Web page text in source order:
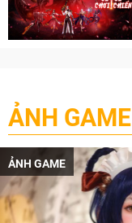
ẢNH GAME
ẢNH GAME